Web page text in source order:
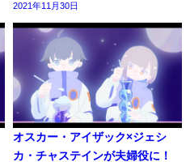
2021年11月30日
オスカー・アイザック×ジェシ
カ・チャステインが夫婦役に！